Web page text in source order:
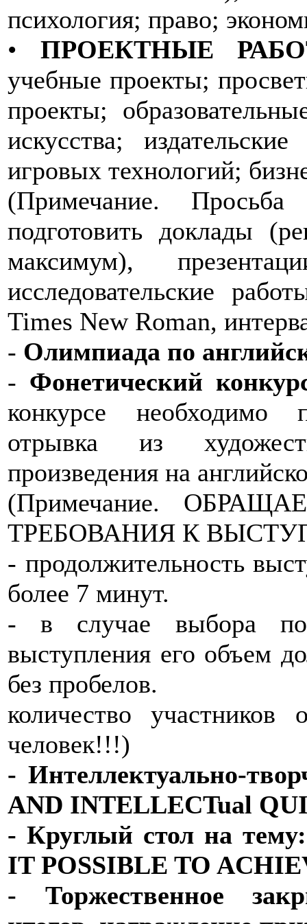
психология; право;
• ПРОЕКТНЫЕ
учебные проекты;
проекты;
искусства;
игровых технологий;
(Примечание.
подготовить доклады
максимум),
исследовательские
Times New Roman,
- Олимпиада по
- Фонетический
конкурсе необходимо
отрывка из
произведения на
(Примечание.
ТРЕБОВАНИЯ К
- продолжительность
более 7 минут.
- в случае выбора
выступления его объем
без пробелов.
количество
человек!!!)
- Интеллектуально-
AND INTELLECTual
- Круглый стол на
IT POSSIBLE TO
- Торжественное